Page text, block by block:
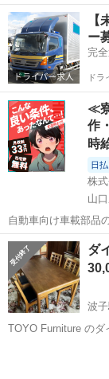
け取り後の返品は出
島根 松江市
【
ー
完
ド
≪
作
時
日
株
山
自動車向け車載部品
中！友達同士での応
社負担！生活支援物
♪《
山口 山口市
ダ
波
TOYO Furniture のダイニ